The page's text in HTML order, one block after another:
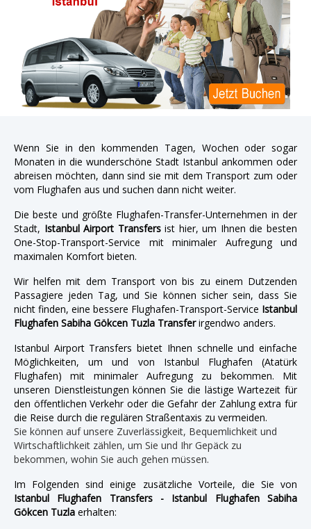
Wenn Sie in den kommenden Tagen, Wochen oder sogar
Monaten in die wunderschöne Stadt Istanbul ankommen oder
abreisen möchten, dann sind sie mit dem Transport zum oder
vom Flughafen aus und suchen dann nicht weiter.
Die beste und größte Flughafen-Transfer-Unternehmen in der
Stadt, Istanbul Airport Transfersist hier, um Ihnen die besten
One-Stop-Transport-Service mit minimaler Aufregung und
maximalen Komfort bieten.
Wir helfen mit dem Transport von bis zu einem Dutzenden
Passagiere jeden Tag, und Sie können sicher sein, dass Sie
nicht finden, eine bessere Flughafen-Transport-Service Istanbul
Flughafen Sabiha Gökcen Tuzla Transferirgendwo anders.
Istanbul Airport Transfers bietet Ihnen schnelle und einfache
Möglichkeiten, um und von Istanbul Flughafen (Atatürk
Flughafen) mit minimaler Aufregung zu bekommen. Mit
unseren Dienstleistungen können Sie die lästige Wartezeit für
den öffentlichen Verkehr oder die Gefahr der Zahlung extra für
die Reise durch die regulären Straßentaxis zu vermeiden.
Sie können auf unsere Zuverlässigkeit, Bequemlichkeit und
Wirtschaftlichkeit zählen, um Sie und Ihr Gepäck zu
bekommen, wohin Sie auch gehen müssen.
Im Folgenden sind einige zusätzliche Vorteile, die Sie von
Istanbul Flughafen Transfers - Istanbul Flughafen Sabiha
Gökcen Tuzla erhalten: